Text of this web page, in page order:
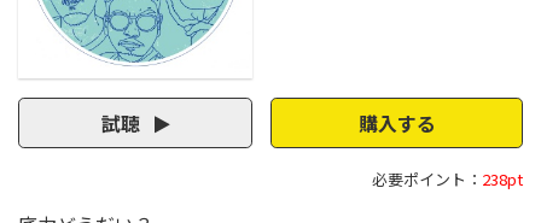
試聴 購入する
必要ポイント： 238pt